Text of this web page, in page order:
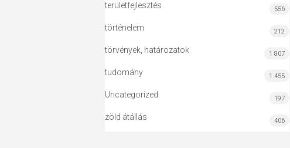
területfejlesztés 556
történelem 212
törvények, határozatok 1 807
tudomány 1 455
Uncategorized 197
zöld átállás 406